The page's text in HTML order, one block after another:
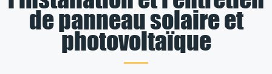
de panneau solaire et
photovoltaïque